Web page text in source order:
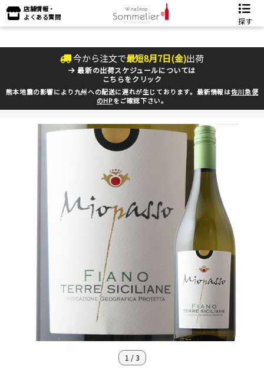
店舗情報・
よくある質問
探す
今から注文で最短8月7日(金)出荷
最新の出荷スケジュールについては
こちらをクリック
熊本地震の影響により九州への配送に遅れが生じております。最新情報は佐川急便
のHPをご確認下さい。
1 /3